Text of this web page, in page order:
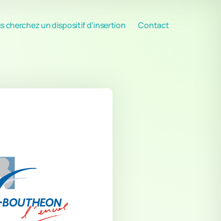
cherchez un dispositif d’insertion Contact